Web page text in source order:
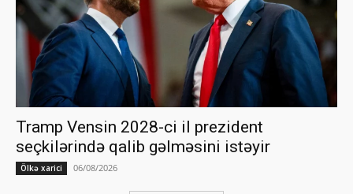
Tramp Vensin 2028-ci il prezident
seçkilərində qalib gəlməsini istəyir
Ölkə xarici 06/08/2026